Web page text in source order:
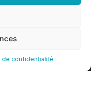
de confidentialitéConception :